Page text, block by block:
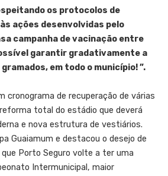
os protocolos de
ações desenvolvidas pelo
campanha de vacinação entre
garantir gradativamente a
em todo o município! ”.
cronograma de recuperação de várias
total do estádio que deverá
e nova estrutura de vestiários.
Guaiamum e destacou o desejo de
Porto Seguro volte a ter uma
Intermunicipal, maior